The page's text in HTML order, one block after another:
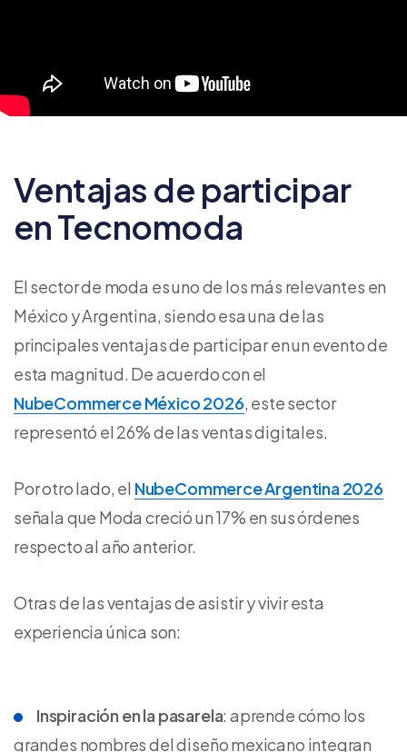
Ventajas de participar
en Tecnomoda
El sector de moda es uno de los más relevantes en
México y Argentina, siendo esa una de las
principales ventajas de participar en un evento de
esta magnitud. De acuerdo con el
NubeCommerce México 2026, este sector
representó el 26% de las ventas digitales.
Por otro lado, el NubeCommerce Argentina 2026
señala que Moda creció un 17% en sus órdenes
respecto al año anterior.
Otras de las ventajas de asistir y vivir esta
experiencia única son:
Inspiración en la pasarela: aprende cómo los
grandes nombres del diseño mexicano integran